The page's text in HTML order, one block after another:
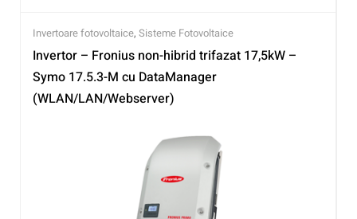
Invertoare fotovoltaice, Sisteme Fotovoltaice
Invertor – Fronius non-hibrid trifazat 17,5kW –
Symo 17.5.3-M cu DataManager
(WLAN/LAN/Webserver)